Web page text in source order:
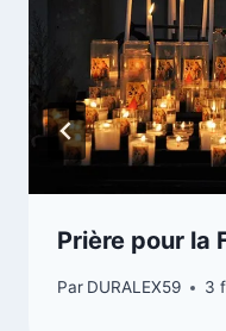
Prière pour la
Par DURALEX59 3